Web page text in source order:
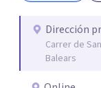
Dirección
Carrer de
Balears